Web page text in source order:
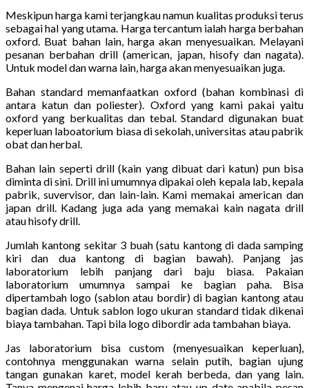
Meskipun harga kami terjangkau namun kualitas produksi terus
sebagai hal yang utama. Harga tercantum ialah harga berbahan
oxford. Buat bahan lain, harga akan menyesuaikan. Melayani
pesanan berbahan drill (american, japan, hisofy dan nagata).
Untuk model dan warna lain, harga akan menyesuaikan juga.
Bahan standard memanfaatkan oxford (bahan kombinasi di
antara katun dan poliester). Oxford yang kami pakai yaitu
oxford yang berkualitas dan tebal. Standard digunakan buat
keperluan laboatorium biasa di sekolah, universitas atau pabrik
obat dan herbal.
Bahan lain seperti drill (kain yang dibuat dari katun) pun bisa
diminta di sini. Drill ini umumnya dipakai oleh kepala lab, kepala
pabrik, suvervisor, dan lain-lain. Kami memakai american dan
japan drill. Kadang juga ada yang memakai kain nagata drill
atau hisofy drill.
Jumlah kantong sekitar 3 buah (satu kantong di dada samping
kiri dan dua kantong di bagian bawah). Panjang jas
laboratorium lebih panjang dari baju biasa. Pakaian
laboratorium umumnya sampai ke bagian paha. Bisa
dipertambah logo (sablon atau bordir) di bagian kantong atau
bagian dada. Untuk sablon logo ukuran standard tidak dikenai
biaya tambahan. Tapi bila logo dibordir ada tambahan biaya.
Jas laboratorium bisa custom (menyesuaikan keperluan},
contohnya menggunakan warna selain putih, bagian ujung
tangan gunakan karet, model kerah berbeda, dan yang lain.